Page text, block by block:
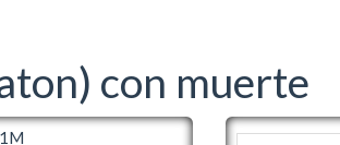
con muerte